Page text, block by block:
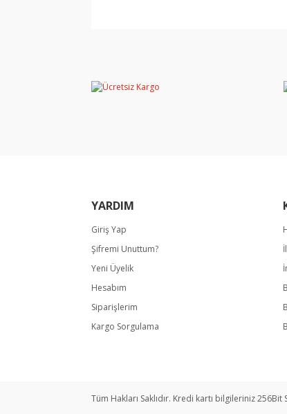
Ürün resmi kalitesiz, bozuk veya
YARDIM
Giriş Yap
Şifremi Unuttum?
Yeni Üyelik
Hesabım
Siparişlerim
Kargo Sorgulama
Tüm Hakları Saklıdır. Kredi kartı bilgileriniz 256Bit